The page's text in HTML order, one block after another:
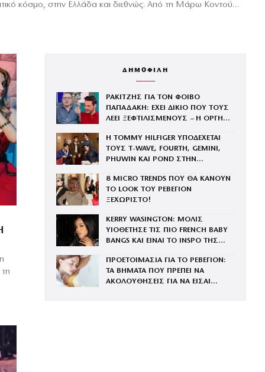
κόσμο, στην Ελλάδα και διεθνώς. Από τη Μάρω Κοντού…
ΔΗΜΟΦΙΛΗ
ΡΑΚΙΤΖΗΣ ΓΙΑ ΤΟΝ ΦΟΙΒΟ
ΠΑΠΑΔΑΚΗ: ΕΧΕΙ ΔΙΚΙΟ ΠΟΥ ΤΟΥΣ
ΛΕΕΙ ΞΕΦΤΙΛΙΣΜΕΝΟΥΣ – Η ΟΡΓΗ
Η TOMMY HILFIGER ΥΠΟΔΕΧΕΤΑΙ
ΤΟΥΣ Τ-WAVE, FOURTH, GEMINI,
PHUWIN ΚΑΙ POND ΣΤΗΝ
8 MICRO TRENDS ΠΟΥ ΘΑ ΚΑΝΟΥΝ
ΤΟ LOOK ΤΟΥ ΡΕΒΕΓΙΟΝ
ΞΕΧΩΡΙΣΤΟ!
KERRY WASINGTON: ΜΟΛΙΣ
ΥΙΟΘΕΤΗΣΕ ΤΙΣ ΠΙΟ FRENCH BABY
BANGS ΚΑΙ ΕΙΝΑΙ ΤΟ INSPO ΤΗΣ
ΠΡΟΕΤΟΙΜΑΣΙΑ ΓΙΑ ΤΟ ΡΕΒΕΓΙΟΝ:
ΤΑ ΒΗΜΑΤΑ ΠΟΥ ΠΡΕΠΕΙ ΝΑ
ΑΚΟΛΟΥΘΗΣΕΙΣ ΓΙΑ ΝΑ ΕΙΣΑΙ